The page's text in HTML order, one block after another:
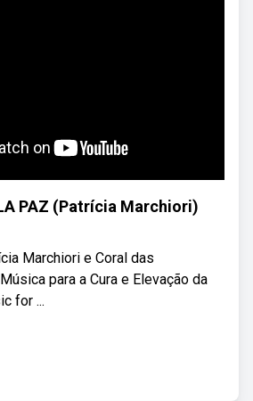
PAZ (Patrícia Marchiori)
Marchiori e Coral das
para a Cura e Elevação da
for ...